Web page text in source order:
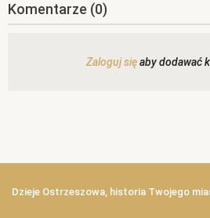
Komentarze (0)
Zaloguj sięaby dodawać
Dzieje Ostrzeszowa, historia Twojego